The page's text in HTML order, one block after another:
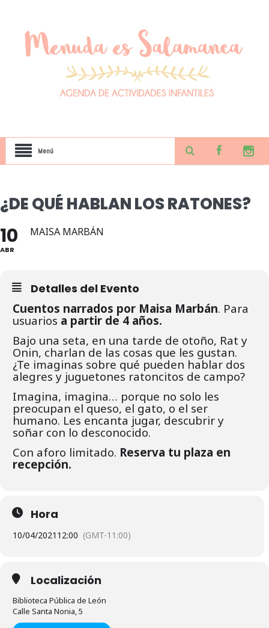
Menú
¿DE QUÉ HABLAN LOS RATONES?
10
ABR
MAISA MARBÁN
Detalles del Evento
Cuentos narrados por Maisa Marbán. Para
usuarios a partir de 4 años.
Bajo una seta, en una tarde de otoño, Rat y
Onin, charlan de las cosas que les gustan.
¿Te imaginas sobre qué pueden hablar dos
alegres y juguetones ratoncitos de campo?
Imagina, imagina… porque no solo les
preocupan el queso, el gato, o el ser
humano. Les encanta jugar, descubrir y
soñar con lo desconocido.
Con aforo limitado. Reserva tu plaza en
recepción.
Hora
10/04/2021 12:00 (GMT-11:00)
Localización
Biblioteca Pública de León
Calle Santa Nonia, 5